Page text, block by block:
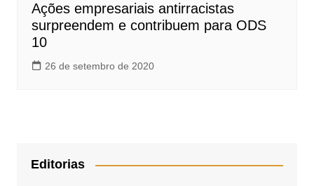
Ações empresariais antirracistas
surpreendem e contribuem para ODS
10
26 de setembro de 2020
Editorias